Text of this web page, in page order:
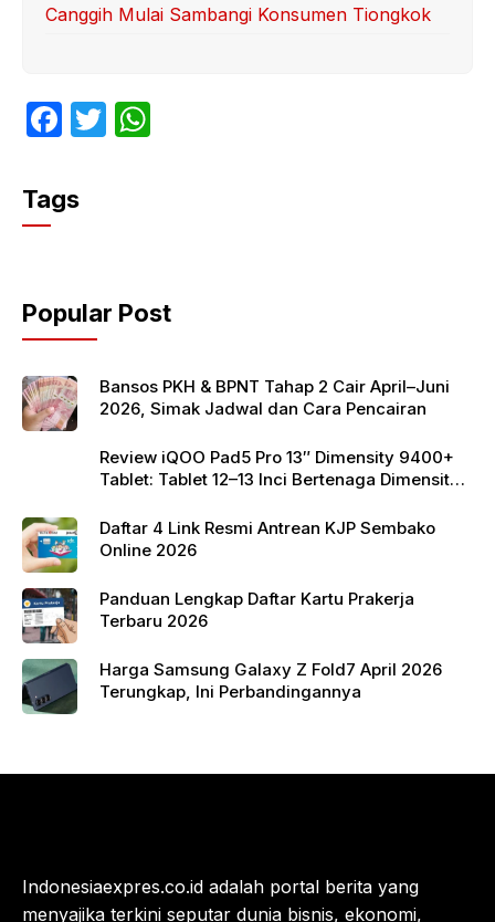
Canggih Mulai Sambangi Konsumen Tiongkok
F
c
e
o
o
k
T
p
p
Tags
Popular Post
Bansos PKH & BPNT Tahap 2 Cair April–Juni
2026, Simak Jadwal dan Cara Pencairan
Review iQOO Pad5 Pro 13″ Dimensity 9400+
Tablet: Tablet 12–13 Inci Bertenaga Dimensity
Daftar 4 Link Resmi Antrean KJP Sembako
Online 2026
Panduan Lengkap Daftar Kartu Prakerja
Terbaru 2026
Harga Samsung Galaxy Z Fold7 April 2026
Terungkap, Ini Perbandingannya
Indonesiaexpres.co.id adalah portal berita yang
menyajika terkini seputar dunia bisnis, ekonomi,